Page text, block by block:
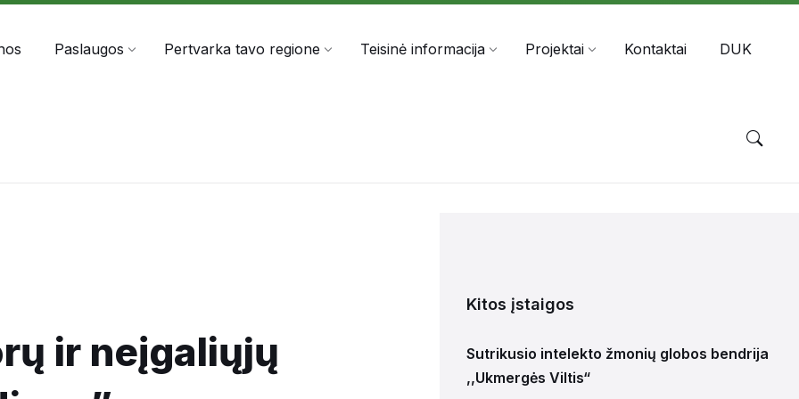
Paslaugos Pertvarka tavo regione Teisinė informacija Projektai Kontaktai DUK
ir neįgaliųjų
Kitos įstaigos
Sutrikusio intelekto žmonių globos bendrija
,,Ukmergės Viltis“